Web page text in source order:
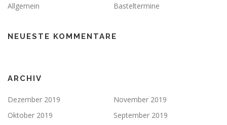
Allgemein Basteltermine
NEUESTE KOMMENTARE
ARCHIV
Dezember 2019
November 2019
Oktober 2019
September 2019